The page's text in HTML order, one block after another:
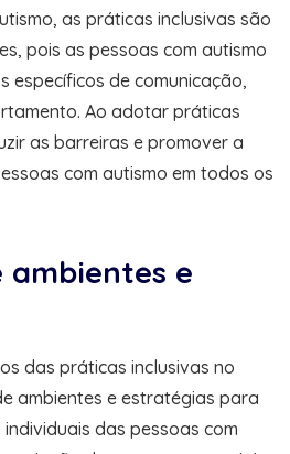
as práticas inclusivas são
pois as pessoas com autismo
específicos de comunicação,
Ao adotar práticas
as barreiras e promover a
com autismo em todos os
ambientes e
das práticas inclusivas no
ambientes e estratégias para
das pessoas com